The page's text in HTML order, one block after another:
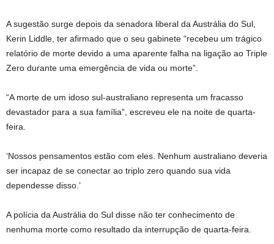
A sugestão surge depois da senadora liberal da Austrália do Sul,
Kerin Liddle, ter afirmado que o seu gabinete “recebeu um trágico
relatório de morte devido a uma aparente falha na ligação ao Triple
Zero durante uma emergência de vida ou morte”.
“A morte de um idoso sul-australiano representa um fracasso
devastador para a sua família”, escreveu ele na noite de quarta-
feira.
‘Nossos pensamentos estão com eles. Nenhum australiano deveria
ser incapaz de se conectar ao triplo zero quando sua vida
dependesse disso.’
A polícia da Austrália do Sul disse não ter conhecimento de
nenhuma morte como resultado da interrupção de quarta-feira.